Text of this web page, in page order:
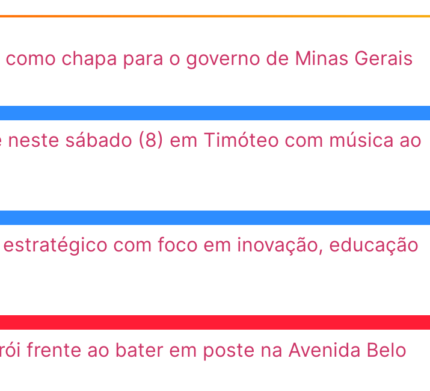
chapa para o governo de Minas Gerais
sábado (8) em Timóteo com música ao
com foco em inovação, educação
frente ao bater em poste na Avenida Belo